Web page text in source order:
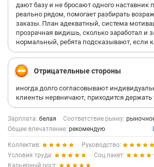
дают базу и не бросают одного наставник
реально рядом, помогает разбирать
заказы. План адекватный, система
прозрачная видишь, сколько заработал и
нормальный, ребята подсказывают, если
Отрицательные стороны
иногда долго согласовывают
клиенты нервничают, приходится держать
Зарплата: белая Соответствие рынку:
Общее впечатление: рекомендую
Коллектив:
Руководство:
Условия труда:
Соц.пакет:
Карьерный рост: